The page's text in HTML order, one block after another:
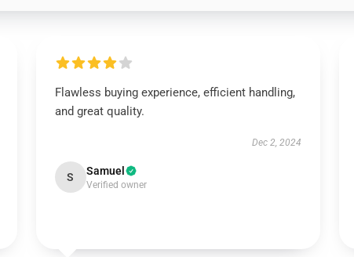
Flawless buying experience, efficient handling,
and great quality.
Dec 2, 2024
S Samuel
Verified owner